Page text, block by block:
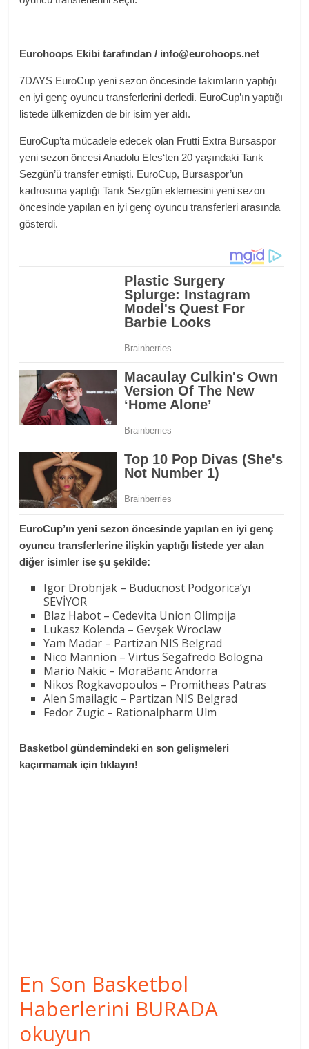
Eurohoops Ekibi tarafından / info@eurohoops.net
7DAYS EuroCup yeni sezon öncesinde takımların yaptığı
en iyi genç oyuncu transferlerini derledi. EuroCup’ın yaptığı
listede ülkemizden de bir isim yer aldı.
EuroCup’ta mücadele edecek olan Frutti Extra Bursaspor
yeni sezon öncesi Anadolu Efes‘ten 20 yaşındaki Tarık
Sezgün’ü transfer etmişti. EuroCup, Bursaspor’un
kadrosuna yaptığı Tarık Sezgün eklemesini yeni sezon
öncesinde yapılan en iyi genç oyuncu transferleri arasında
gösterdi.
EuroCup’ın yeni sezon öncesinde yapılan en iyi genç
oyuncu transferlerine ilişkin yaptığı listede yer alan
diğer isimler ise şu şekilde:
Igor Drobnjak – Buducnost Podgorica’yı
SEVİYOR
Blaz Habot – Cedevita Union Olimpija
Lukasz Kolenda – Gevşek Wroclaw
Yam Madar – Partizan NIS Belgrad
Nico Mannion – Virtus Segafredo Bologna
Mario Nakic – MoraBanc Andorra
Nikos Rogkavopoulos – Promitheas Patras
Alen Smailagic – Partizan NIS Belgrad
Fedor Zugic – Rationalpharm Ulm
Basketbol gündemindeki en son gelişmeleri
kaçırmamak için tıklayın!
En Son Basketbol
Haberlerini BURADA
okuyun